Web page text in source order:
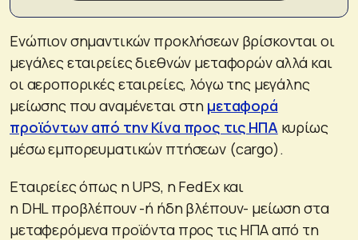
Eνώπιον σημαντικών προκλήσεων βρίσκονται οι
μεγάλες εταιρείες διεθνών μεταφορών αλλά και
οι αεροπορικές εταιρείες, λόγω της μεγάλης
μείωσης που αναμένεται στη μεταφορά
προϊόντων από την Κίνα προς τις ΗΠΑ κυρίως
μέσω εμπορευματικών πτήσεων (cargo).
Εταιρείες όπως η UPS, η FedEx και
η DHL προβλέπουν -ή ήδη βλέπουν- μείωση στα
μεταφερόμενα προϊόντα προς τις ΗΠΑ από τη